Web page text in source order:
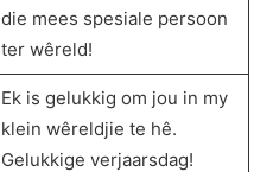
die mees spesiale persoon
ter wêreld!
Ek is gelukkig om jou in my
klein wêreldjie te hê.
Gelukkige verjaarsdag!